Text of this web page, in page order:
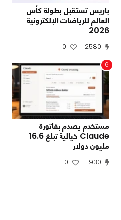
باريس تستقبل بطولة كأس
العالم للرياضات الإلكترونية
2026
2580
0
6
مستخدم يصدم بفاتورة
Claude خيالية تبلغ 16.6
مليون دولار
1930
0